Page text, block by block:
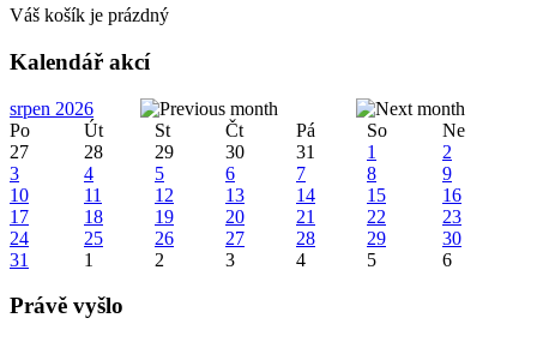
Váš košík je prázdný
Kalendář akcí
srpen 2026
Po
Út St Čt Pá So
Ne
27
28 29 30 31 1
2
3
4 5 6 7 8
9
10
11 12 13 14 15
16
17
18 19 20 21 22
23
24
25 26 27 28 29
30
31
1 2 3 4 5 6
Právě vyšlo